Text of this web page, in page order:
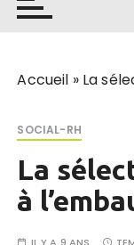
Accueil » La
SOCIAL-RH
La
à